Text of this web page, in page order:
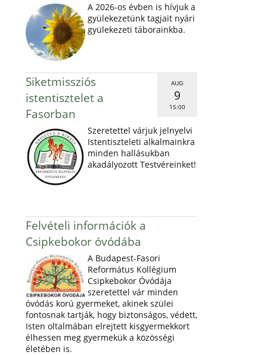
A 2026-os évben is hívjuk a
gyülekezetünk tagjait nyári
gyülekezeti táborainkba.
AUG
9
15:00
Siketmissziós
istentisztelet a
Fasorban
Szeretettel várjuk jelnyelvi
Istentiszteleti alkalmainkra
minden hallásukban
akadályozott Testvéreinket!
Felvételi információk a
Csipkebokor óvódába
A Budapest-Fasori
Református Kollégium
Csipkebokor Óvódája
szeretettel vár minden
óvódás korú gyermeket, akinek szülei
fontosnak tartják, hogy biztonságos, védett,
Isten oltalmában elrejtett kisgyermekkort
élhessen meg gyermekük a közösségi
életében is.